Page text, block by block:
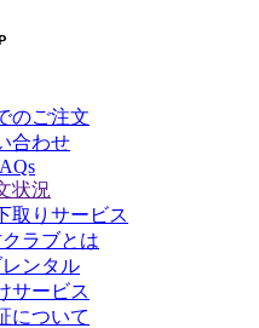
のご注文
合わせ
状況
取りサービス
ラブとは
ンタル
サービス
について